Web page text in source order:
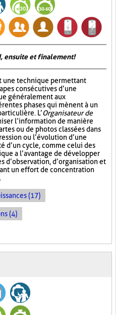
ensuite et finalement!
une technique permettant
consécutives d’une
généralement aux
phases qui mènent à un
L’Organisateur de
l’information de manière
ou de photos classées dans
ou l’évolution d’une
d’un cycle, comme celui des
a l’avantage de développer
d’observation, d’organisation et
un effort de concentration
(17)
(4)